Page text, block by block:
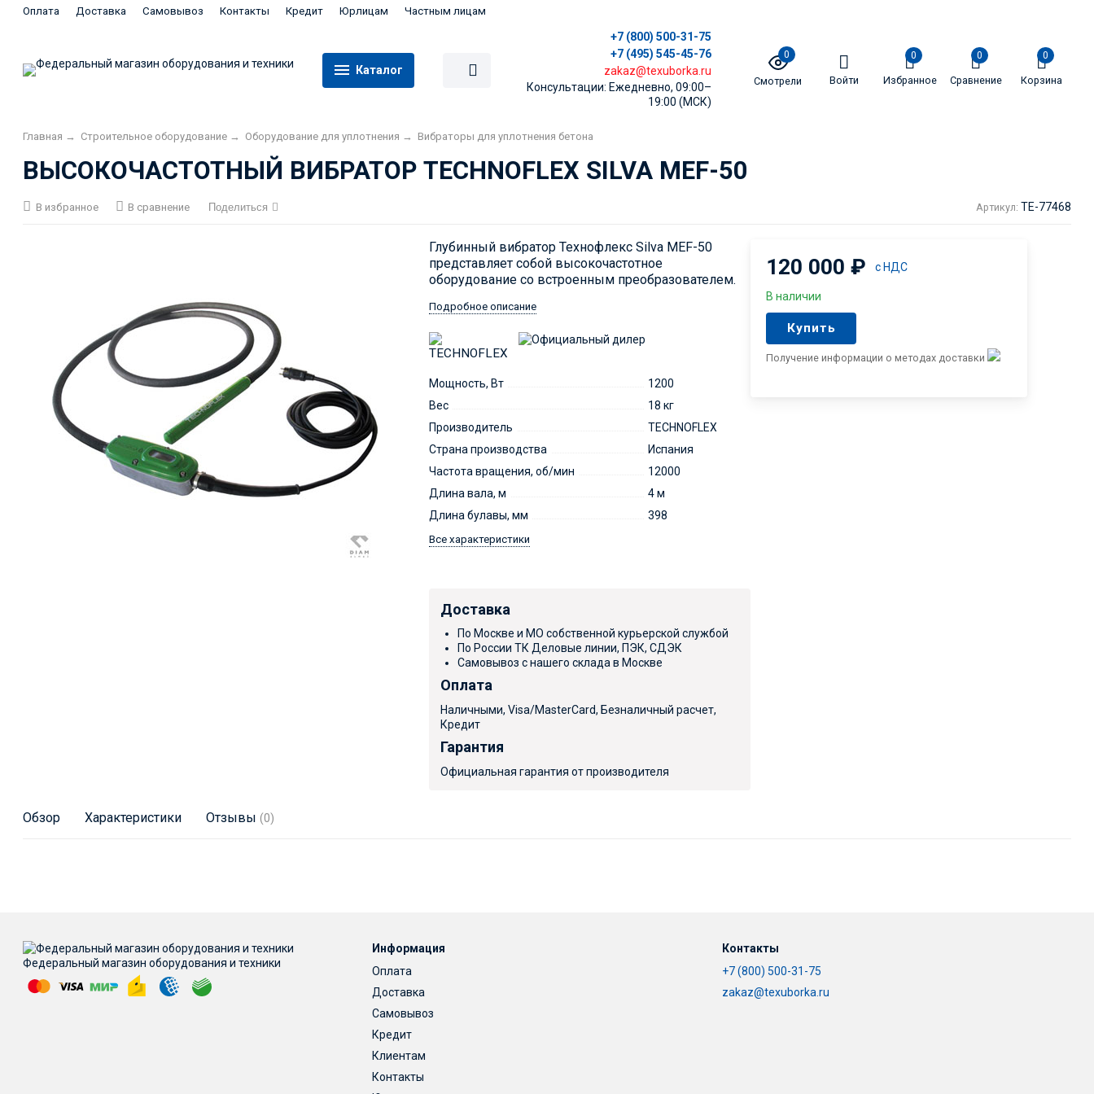
Оплата Доставка Самовывоз Контакты Кредит Юрлицам Частным лицам
Каталог
+7 (800) 500-31-75
+7 (495) 545-45-76
zakaz@texuborka.ru
Консультации: Ежедневно, 09:00–
19:00 (МСК)
0
Смотрели Войти
0
Избранное
0
Сравнение
0
Корзина
Главная → Строительное оборудование → Оборудование для уплотнения → Вибраторы для уплотнения бетона
ВЫСОКОЧАСТОТНЫЙ ВИБРАТОР TECHNOFLEX SILVA MEF-50
В избранное В сравнение Поделиться Артикул: TE-77468
Глубинный вибратор Технофлекс Silva MEF-50
представляет собой высокочастотное
оборудование со встроенным преобразователем.
Подробное описание
Мощность, Вт
1200
Вес
18 кг
Производитель
TECHNOFLEX
Страна производства
Испания
Частота вращения, об/мин
12000
Длина вала, м
4 м
Длина булавы, мм
398
Все характеристики
120 000₽ с НДС
В наличии
Купить
Получение информации о методах доставки
Доставка
По Москве и МО собственной курьерской службой
По России ТК Деловые линии, ПЭК, СДЭК
Самовывоз с нашего склада в Москве
Оплата
Наличными, Visa/MasterCard, Безналичный расчет,
Кредит
Гарантия
Официальная гарантия от производителя
Обзор Характеристики Отзывы (0)
Федеральный магазин оборудования и техники
Информация
Оплата
Доставка
Самовывоз
Кредит
Клиентам
Контакты
Контакты
+7 (800) 500-31-75
zakaz@texuborka.ru